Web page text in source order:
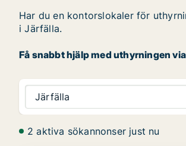
Har du en kontorslokaler för
i Järfälla.
Få snabbt hjälp med uthyrningen
Järfälla
2 aktiva sökannonser just nu